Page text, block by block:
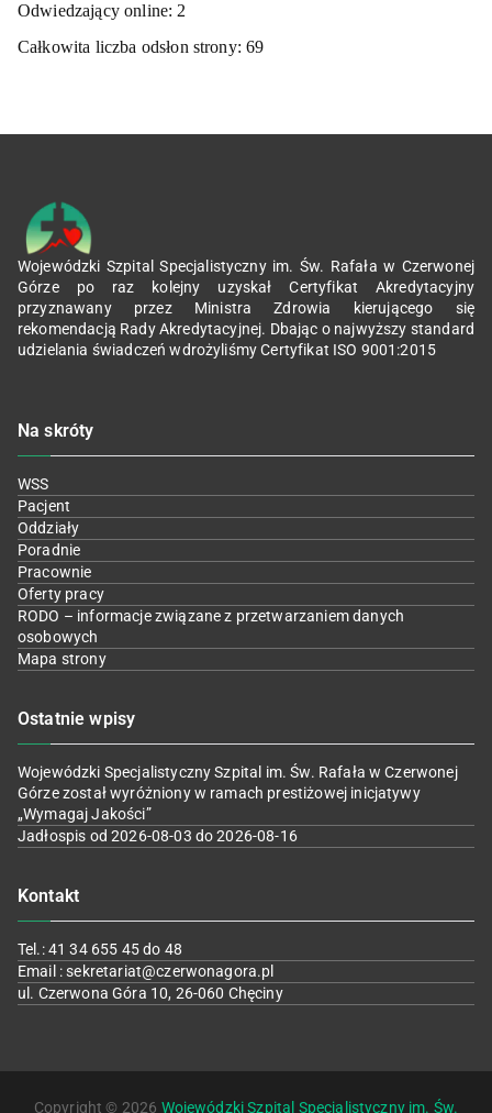
Odwiedzający online: 2
Całkowita liczba odsłon strony:69
Wojewódzki Szpital Specjalistyczny im. Św. Rafała w Czerwonej
Górze po raz kolejny uzyskał Certyfikat Akredytacyjny
przyznawany przez Ministra Zdrowia kierującego się
rekomendacją Rady Akredytacyjnej. Dbając o najwyższy standard
udzielania świadczeń wdrożyliśmy Certyfikat ISO 9001:2015
Na skróty
WSS
Pacjent
Oddziały
Poradnie
Pracownie
Oferty pracy
RODO – informacje związane z przetwarzaniem danych
osobowych
Mapa strony
Ostatnie wpisy
Wojewódzki Specjalistyczny Szpital im. Św. Rafała w Czerwonej
Górze został wyróżniony w ramach prestiżowej inicjatywy
„Wymagaj Jakości”
Jadłospis od 2026-08-03 do 2026-08-16
Kontakt
Tel.: 41 34 655 45 do 48
Email : sekretariat@czerwonagora.pl
ul. Czerwona Góra 10, 26-060 Chęciny
Copyright © 2026 Wojewódzki Szpital Specjalistyczny im. Św.